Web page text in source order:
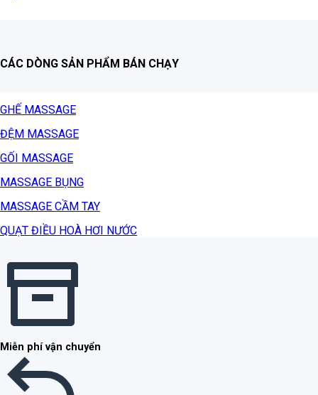
CÁC DÒNG SẢN PHẨM BÁN CHẠY
GHẾ MASSAGE
ĐỆM MASSAGE
GỐI MASSAGE
MASSAGE BỤNG
MASSAGE CẦM TAY
QUẠT ĐIỀU HOÀ HƠI NƯỚC
Miễn phí vận chuyển